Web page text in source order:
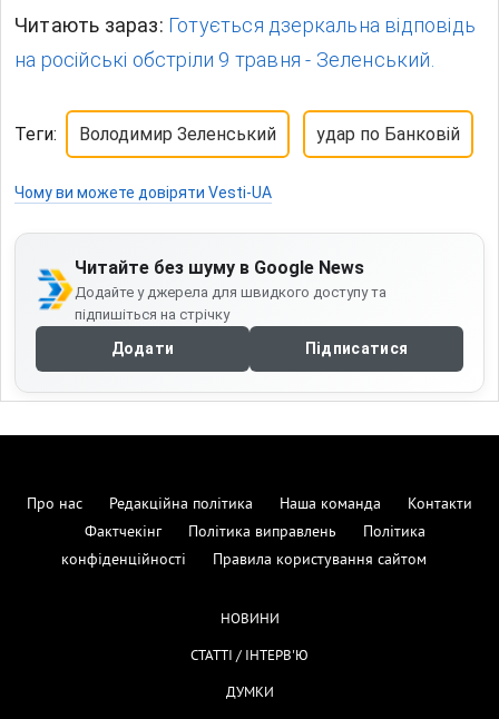
Читають зараз: Готується дзеркальна відповідь
на російські обстріли 9 травня - Зеленський.
Теги: Володимир Зеленський удар по Банковій
Чому ви можете довіряти Vesti-UA
Читайте без шуму в Google News
Додайте у джерела для швидкого доступу та
підпишіться на стрічку
Додати Підписатися
Про нас Редакційна політика Наша команда
Контакти
Фактчекінг
Політика виправлень
Політика
конфіденційності
Правила користування сайтом
НОВИНИ
СТАТТІ / ІНТЕРВ'Ю
ДУМКИ